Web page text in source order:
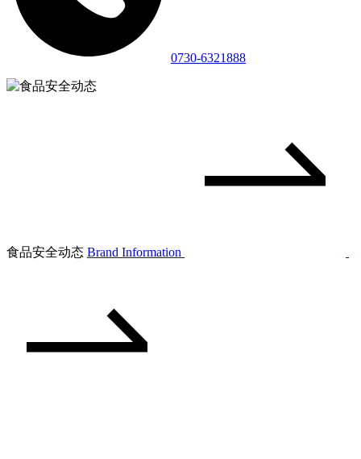
0730-6321888
食品安全动态 Brand Information